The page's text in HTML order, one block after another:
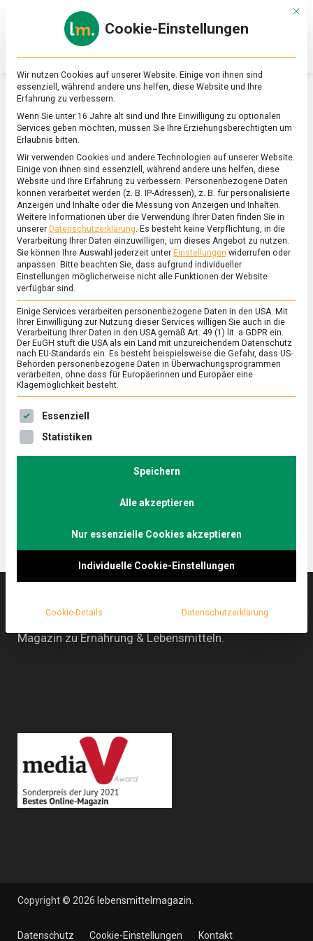
Online-
Magazin
zu
&
Ernährung
SCHLAGWORT:FISCHMESSE
ERNÄHRUNG & GESUNDHEIT /FEATURED
Fischers Fritz fischt… Fischmesse in
Bremen
27. Februar 2026
Fischmesse
Vergangenes Wochenende präsentierte die Messe
Bremen auf der Fish International ihre Highlights der
maritimen Branche. Lebensmittelmagazin.de tauchte
Magazin zu Ernährung & Lebensmitteln.
Copyright © 2026 lebensmittelmagazin
Datenschutz Cookie-Einstellungen Kontakt
Mit
Cookie-Einstellungen
Wir nutzen Cookies auf unserer Website. Einige von ihnen sind
essenziell, während andere uns helfen, diese Website und Ihre
Erfahrung zu verbessern.
Wenn Sie unter 16 Jahre alt sind und Ihre Einwilligung zu optionalen
Services geben möchten, müssen Sie Ihre Erziehungsberechtigten um
Erlaubnis bitten.
Wir verwenden Cookies und andere Technologien auf unserer Website.
Einige von ihnen sind essenziell, während andere uns helfen, diese
Website und Ihre Erfahrung zu verbessern. Personenbezogene Daten
können verarbeitet werden (z. B. IP-Adressen), z. B. für personalisierte
Anzeigen und Inhalte oder die Messung von Anzeigen und Inhalten.
Weitere Informationen über die Verwendung Ihrer Daten finden Sie in
unserer Datenschutzerklärung. Es besteht keine Verpflichtung, in die
Verarbeitung Ihrer Daten einzuwilligen, um dieses Angebot zu nutzen.
Sie können Ihre Auswahl jederzeit unter Einstellungen widerrufen oder
anpassen. Bitte beachten Sie, dass aufgrund individueller
Einstellungen möglicherweise nicht alle Funktionen der Website
verfügbar sind.
Einige Services verarbeiten personenbezogene Daten in den USA. Mit
Ihrer Einwilligung zur Nutzung dieser Services willigen Sie auch in die
Verarbeitung Ihrer Daten in den USA gemäß Art. 49 (1) lit. a GDPR ein.
Der EuGH stuft die USA als ein Land mit unzureichendem Datenschutz
nach EU-Standards ein. Es besteht beispielsweise die Gefahr, dass US-
Behörden personenbezogene Daten in Überwachungsprogrammen
verarbeiten, ohne dass für Europäerinnen und Europäer eine
Klagemöglichkeit besteht.
Es folgt eine Liste der Service-Gruppen, für die eine
Essenziell
Statistiken
Speichern
Alle akzeptieren
Nur essenzielle Cookies akzeptieren
Individuelle Cookie-Einstellungen
Cookie-Details Datenschutzerklärung